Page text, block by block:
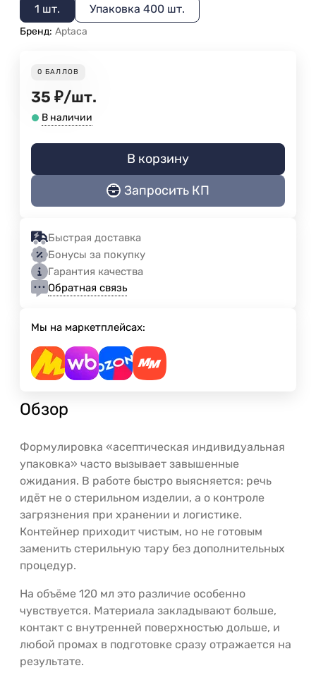
1 шт. Упаковка 400 шт.
Бренд: Aptaca
0 БАЛЛОВ
35 ₽/шт.
В наличии
В корзину
Запросить КП
Быстрая доставка
Бонусы за покупку
Гарантия качества
Обратная связь
Мы на маркетплейсах:
Обзор
Формулировка «асептическая индивидуальная
упаковка» часто вызывает завышенные
ожидания. В работе быстро выясняется: речь
идёт не о стерильном изделии, а о контроле
загрязнения при хранении и логистике.
Контейнер приходит чистым, но не готовым
заменить стерильную тару без дополнительных
процедур.
На объёме 120 мл это различие особенно
чувствуется. Материала закладывают больше,
контакт с внутренней поверхностью дольше, и
любой промах в подготовке сразу отражается на
результате.